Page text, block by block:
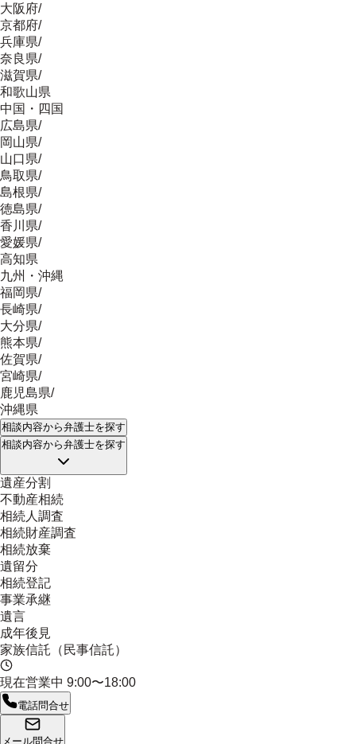
大阪府/
京都府/
兵庫県/
奈良県/
滋賀県/
和歌山県
中国・四国
広島県/
岡山県/
山口県/
鳥取県/
島根県/
徳島県/
香川県/
愛媛県/
高知県
九州・沖縄
福岡県/
長崎県/
大分県/
熊本県/
佐賀県/
宮崎県/
鹿児島県/
沖縄県
相談内容から弁護士を探す
相談内容から弁護士を探す
遺産分割
不動産相続
相続人調査
相続財産調査
相続放棄
遺留分
相続登記
事業承継
遺言
成年後見
家族信託（民事信託）
現在営業中 9:00〜18:00
電話問合せ
メール問合せ